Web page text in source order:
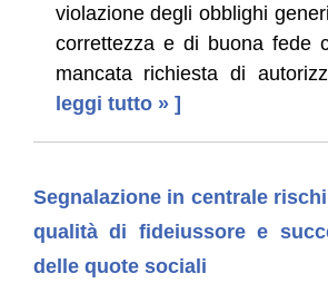
violazione degli obblighi
correttezza e di buona fede
mancata richiesta di
leggi tutto » ]
Segnalazione in centrale
qualità di fideiussore e
delle quote sociali